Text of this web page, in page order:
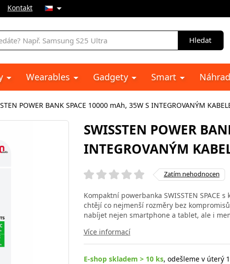
Kontakt
Hledat
Wearables Gadgety Smart
POWER BANK SPACE 10000 mAh, 35W S INTEGROVANÝM
SWISSTEN POWER
INTEGROVANÝM
Zatím nehodnocen
Kompaktní powerbanka SWISSTEN
chtějí co nejmenší rozměry bez
nabíjet nejen smartphone a tablet, ale i
Více informací
E-shop skladem > 10 ks, odešleme v úterý